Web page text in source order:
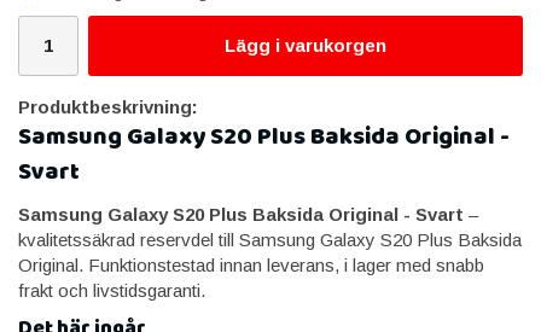
Lägg i varukorgen
Produktbeskrivning:
Samsung Galaxy S20 Plus Baksida Original -
Svart
Samsung Galaxy S20 Plus Baksida Original - Svart –
kvalitetssäkrad reservdel till Samsung Galaxy S20 Plus Baksida
Original. Funktionstestad innan leverans, i lager med snabb
frakt och livstidsgaranti.